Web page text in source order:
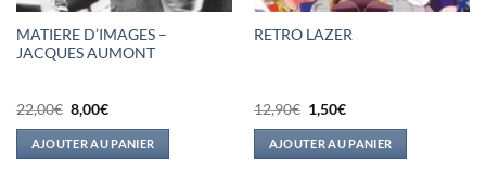
MATIERE D’IMAGES –
JACQUES AUMONT
22,00€ Le
prix
initial
était :
22,00€.
8,00€Le
actuel
est :
8,00€.
AJOUTER AU PANIER
RETRO LAZER
12,90€ Le
prix
initial
était :
12,90€.
1,50€Le
actuel
est :
1,50€.
AJOUTER AU PANIER